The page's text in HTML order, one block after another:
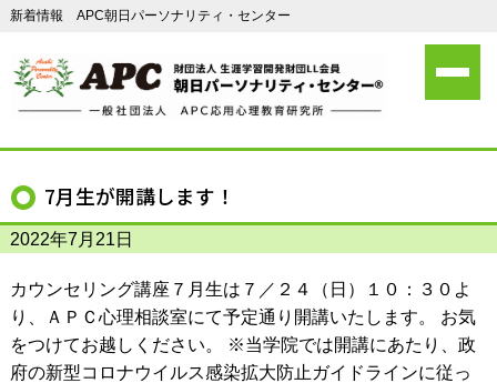
新着情報 APC朝日パーソナリティ・センター
7月生が開講します！
2022年7月21日
カウンセリング講座７月生は７／２４（日）１０：３０よ
り、ＡＰＣ心理相談室にて予定通り開講いたします。 お気
をつけてお越しください。 ※当学院では開講にあたり、政
府の新型コロナウイルス感染拡大防止ガイドラインに従っ